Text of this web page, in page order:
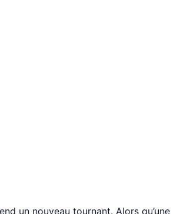
un nouveau tournant. Alors qu’une